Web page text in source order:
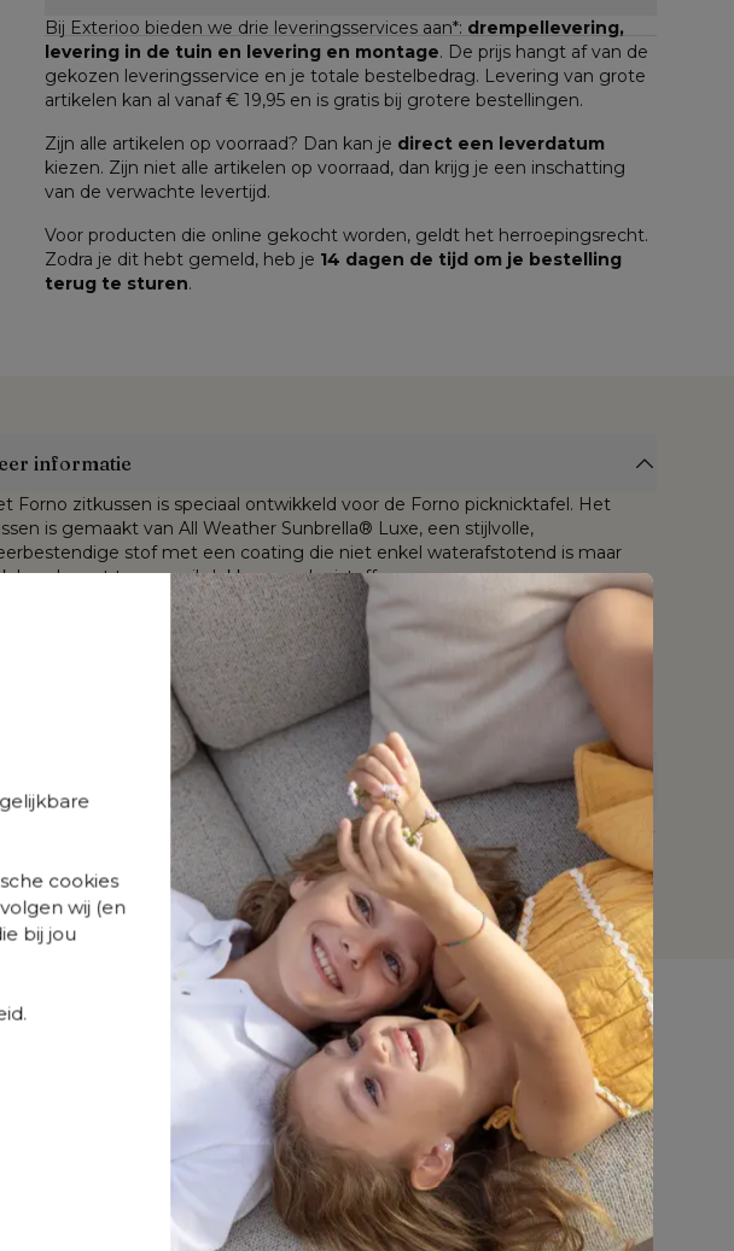
cookies
wij (en
bij jou
Bij Exterioo bieden we drie leveringsservices aan*: drempellevering,
levering in de tuin en levering en montage. De prijs hangt af van de
gekozen leveringsservice en je totale bestelbedrag. Levering van grote
artikelen kan al vanaf € 19,95 en is gratis bij grotere bestellingen.
Zijn alle artikelen op voorraad? Dan kan je direct een leverdatum
kiezen. Zijn niet alle artikelen op voorraad, dan krijg je een inschatting
van de verwachte levertijd.
Voor producten die online gekocht worden, geldt het herroepingsrecht.
Zodra je dit hebt gemeld, heb je 14 dagen de tijd om je bestelling
terug te sturen.
informatie
Forno zitkussen is speciaal ontwikkeld voor de Forno picknicktafel. Het
is gemaakt van All Weather Sunbrella® Luxe, een stijlvolle,
stof met een coating die niet enkel waterafstotend is maar
beschermt tegen vuil;vlekken en vloeistoffen.
Sunbrella® Luxe stof is bestand tegen weer en wind, mag het hele jaar
blijven en toont zich jarenlang slijt- en kleurvast dankzij de tot in de kern
acrylvezel. De ademende stof wordt bij Bristol À La Carte
met een dubbele laag quick dry foam, een comfortabel schuim
open poriënstructuur dat geen water ophoudt én snel droogt.
van buitengewone keuze en design, met uitzonderlijke topkwaliteit.
129289
50 cm
32 cm
Bristol à la carte
kussens
Bruin
Bruin
All Weather Sunbrella® Luxe
Niet van toepassing
Lopi Coconut
Ja
Dit tuinmeubel is geschikt om in de
zomer buiten te laten staan, maar het
is raadzaam om het in de
winterperiode en bij langdurig slecht
weer overdekt te plaatsen voor extra
bescherming.
kussen
Dit kussen is geschikt om in de zomer
Parasols Accessoires